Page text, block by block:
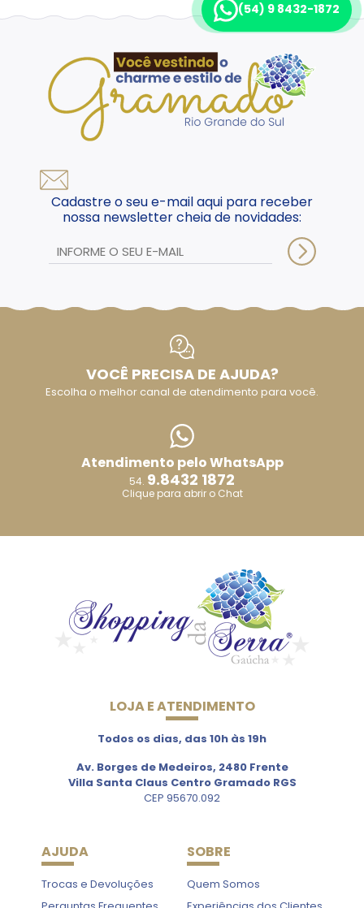
(54) 9 8432-1872
Cadastre o seu e-mail aqui para receber
nossa newsletter cheia de novidades:
VOCÊ PRECISA DE AJUDA?
Escolha o melhor canal de atendimento para você.
Atendimento pelo WhatsApp
54. 9.8432 1872
Clique para abrir o Chat
LOJA E ATENDIMENTO
Todos os dias, das 10h às 19h
Av. Borges de Medeiros, 2480 Frente
Villa Santa Claus Centro Gramado RGS
CEP 95670.092
AJUDA
Trocas e Devoluções
SOBRE
Quem Somos